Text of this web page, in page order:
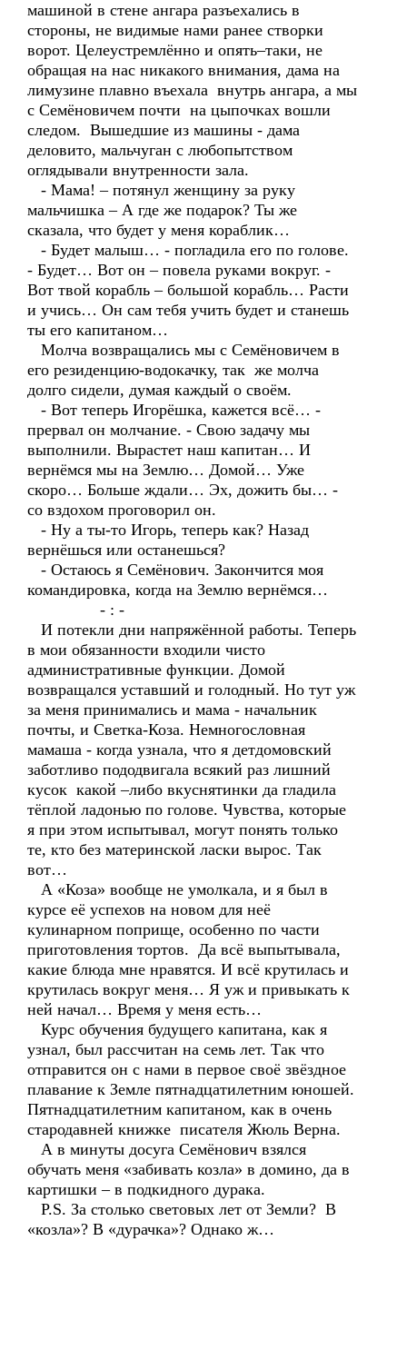
машиной в стене ангара разъехались в
стороны, не видимые нами ранее створки
ворот. Целеустремлённо и опять–таки, не
обращая на нас никакого внимания, дама на
лимузине плавно въехала внутрь ангара, а мы
с Семёновичем почти на цыпочках вошли
следом. Вышедшие из машины - дама
деловито, мальчуган с любопытством
оглядывали внутренности зала.
- Мама! – потянул женщину за руку
мальчишка – А где же подарок? Ты же
сказала, что будет у меня кораблик…
- Будет малыш… - погладила его по голове.
- Будет… Вот он – повела руками вокруг. -
Вот твой корабль – большой корабль… Расти
и учись… Он сам тебя учить будет и станешь
ты его капитаном…
Молча возвращались мы с Семёновичем в
его резиденцию-водокачку, так же молча
долго сидели, думая каждый о своём.
- Вот теперь Игорёшка, кажется всё… -
прервал он молчание. - Свою задачу мы
выполнили. Вырастет наш капитан… И
вернёмся мы на Землю… Домой… Уже
скоро… Больше ждали… Эх, дожить бы… -
со вздохом проговорил он.
- Ну а ты-то Игорь, теперь как? Назад
вернёшься или останешься?
- Остаюсь я Семёнович. Закончится моя
командировка, когда на Землю вернёмся…
- : -
И потекли дни напряжённой работы. Теперь
в мои обязанности входили чисто
административные функции. Домой
возвращался уставший и голодный. Но тут уж
за меня принимались и мама - начальник
почты, и Светка-Коза. Немногословная
мамаша - когда узнала, что я детдомовский
заботливо пододвигала всякий раз лишний
кусок какой –либо вкуснятинки да гладила
тёплой ладонью по голове. Чувства, которые
я при этом испытывал, могут понять только
те, кто без материнской ласки вырос. Так
вот…
А «Коза» вообще не умолкала, и я был в
курсе её успехов на новом для неё
кулинарном поприще, особенно по части
приготовления тортов. Да всё выпытывала,
какие блюда мне нравятся. И всё крутилась и
крутилась вокруг меня… Я уж и привыкать к
ней начал… Время у меня есть…
Курс обучения будущего капитана, как я
узнал, был рассчитан на семь лет. Так что
отправится он с нами в первое своё звёздное
плавание к Земле пятнадцатилетним юношей.
Пятнадцатилетним капитаном, как в очень
стародавней книжке писателя Жюль Верна.
А в минуты досуга Семёнович взялся
обучать меня «забивать козла» в домино, да в
картишки – в подкидного дурака.
P.S. За столько световых лет от Земли? В
«козла»? В «дурачка»? Однако ж…